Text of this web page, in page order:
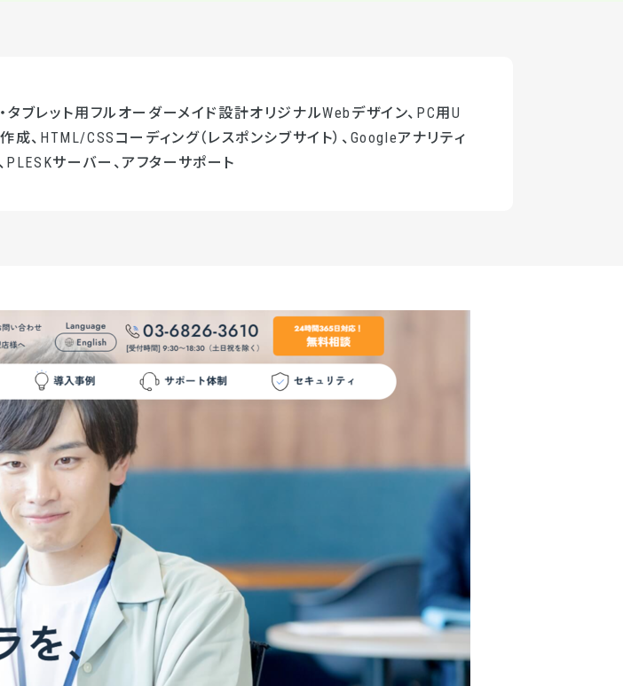
タブレット用フルオーダーメイド設計オリジナルWebデザイン、PC用U
、HTML/CSSコーディング（レスポンシブサイト）、Googleアナリティ
PLESKサーバー、アフターサポート